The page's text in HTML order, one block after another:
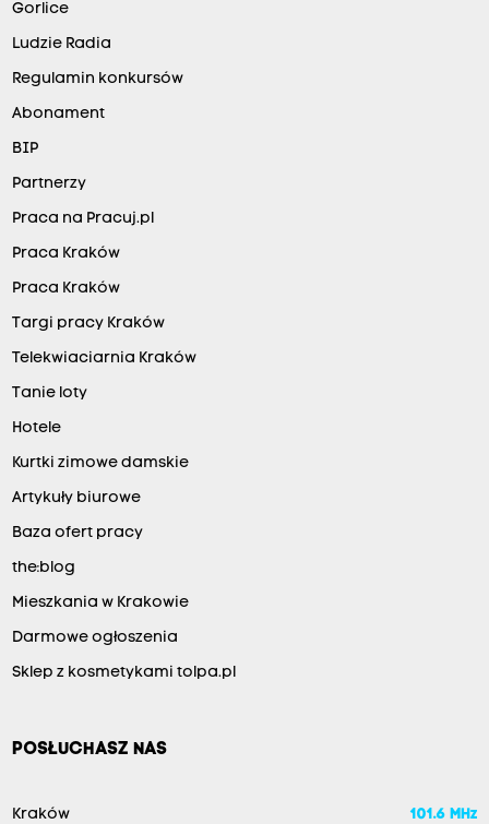
Gorlice
Ludzie Radia
Regulamin konkursów
Abonament
BIP
Partnerzy
Praca na Pracuj.pl
Praca Kraków
Praca Kraków
Targi pracy Kraków
Telekwiaciarnia Kraków
Tanie loty
Hotele
Kurtki zimowe damskie
Artykuły biurowe
Baza ofert pracy
the:blog
Mieszkania w Krakowie
Darmowe ogłoszenia
Sklep z kosmetykami tolpa.pl
POSŁUCHASZ NAS
Kraków 101.6 MHz